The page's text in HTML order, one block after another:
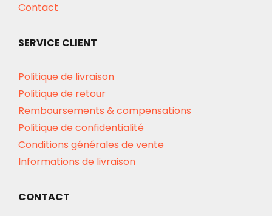
Contact
SERVICE CLIENT
Politique de livraison
Politique de retour
Remboursements & compensations
Politique de confidentialité
Conditions générales de vente
Informations de livraison
CONTACT